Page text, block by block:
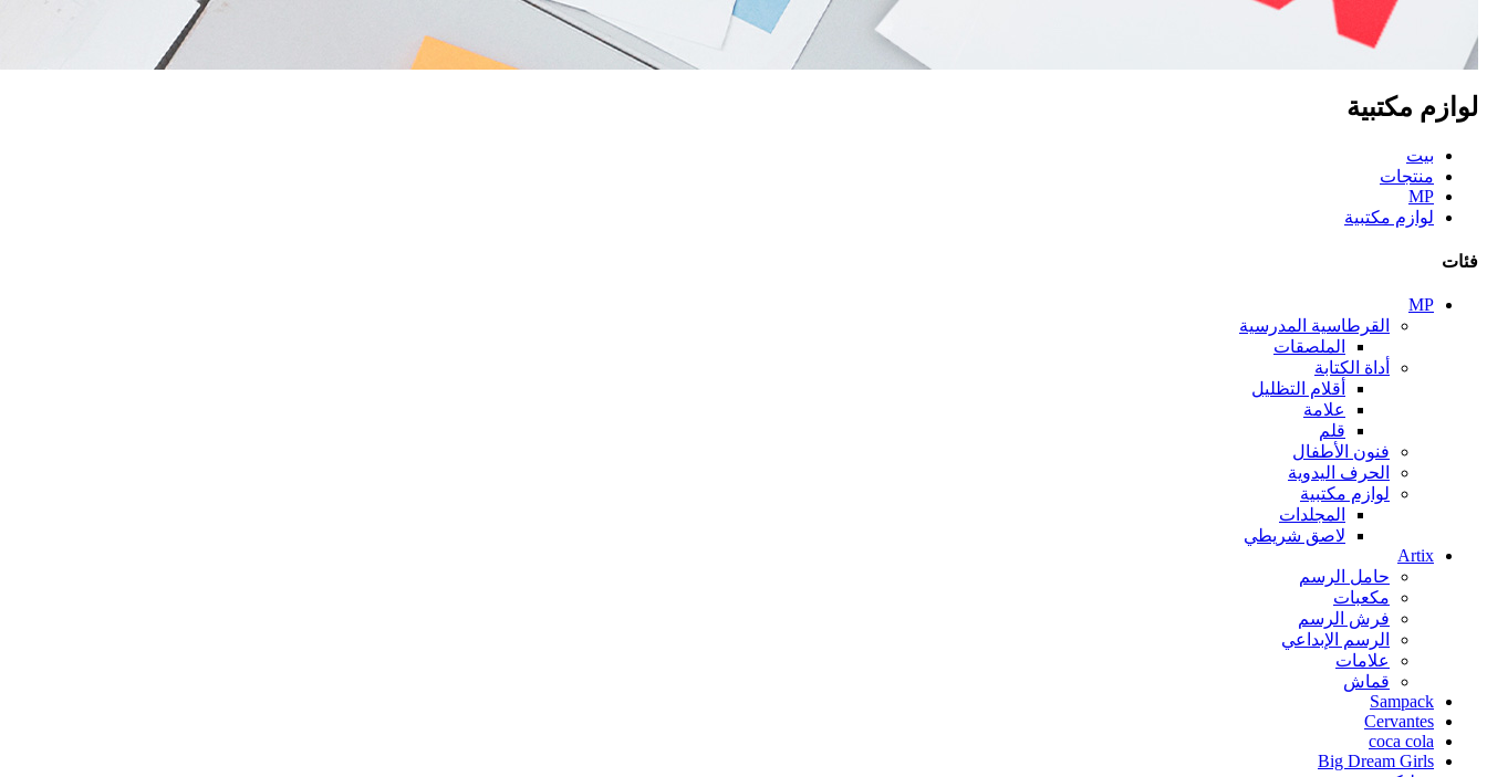
لوازم مكتبية
بيت
منتجات
MP
لوازم مكتبية
فئات
MP
القرطاسية المدرسية
الملصقات
أداة الكتابة
أقلام التظليل
علامة
قلم
فنون الأطفال
الحرف اليدوية
لوازم مكتبية
المجلدات
لاصق شريطي
Artix
حامل الرسم
مكعبات
فرش الرسم
الرسم الإبداعي
علامات
قماش
Sampack
Cervantes
coca cola
Big Dream Girls